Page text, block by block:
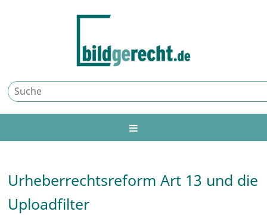
Urheberrechtsreform Art 13 und die
Uploadfilter